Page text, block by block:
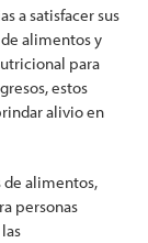
a satisfacer sus
alimentos y
para
estos
alivio en
de alimentos,
personas